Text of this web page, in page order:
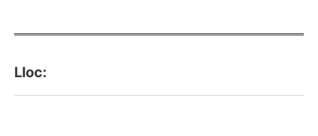
Lloc: